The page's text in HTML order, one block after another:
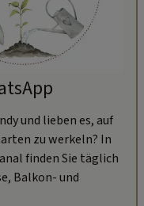
und lieben es, auf
zu werkeln? In
finden Sie täglich
Balkon- und